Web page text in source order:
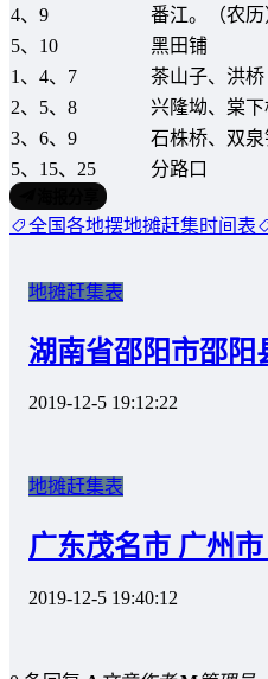
4、9
番江。（农
5、10
黑田铺
1、4、7
茶山子、洪桥
2、5、8
兴隆坳、棠
3、6、9
石株桥、双泉
5、15、25
分路口
全国各地摆地摊赶集时间表
地摊赶集表
湖南省邵阳市邵阳
2019-12-5 19:12:22
地摊赶集表
广东茂名市 广州
2019-12-5 19:40:12